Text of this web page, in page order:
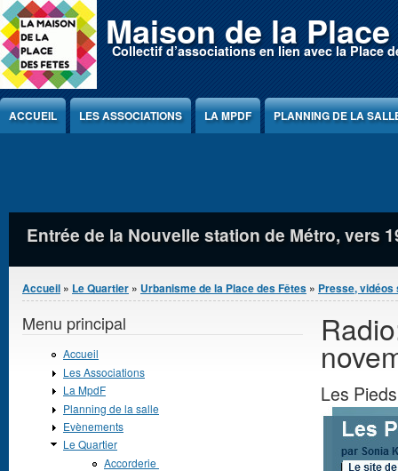
Jump to Content Maison de la
Collectif d’associations en lien avec la Place
ACCUEIL LES ASSOCIATIONS LA MPDF PLANNING DE LA
Jeux sur la Place des Fêtes
Vous êtes ici
Accueil » Le Quartier » Urbanisme de la Place des Fêtes » Presse, vidéos
Les
Menu principal
Accueil
Les Associations
La MpdF
Planning de la salle
Evènements
Le Quartier
Accorderie